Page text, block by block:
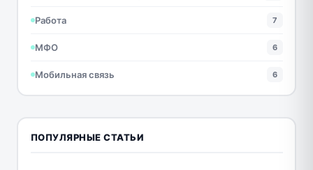
Работа 7
МФО 6
Мобильная связь 6
ПОПУЛЯРНЫЕ СТАТЬИ